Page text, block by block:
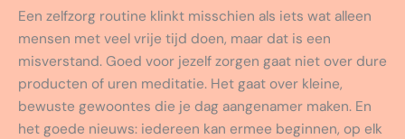
Een zelfzorg routine klinkt misschien als iets wat alleen
mensen met veel vrije tijd doen, maar dat is een
misverstand. Goed voor jezelf zorgen gaat niet over dure
producten of uren meditatie. Het gaat over kleine,
bewuste gewoontes die je dag aangenamer maken. En
het goede nieuws: iedereen kan ermee beginnen, op elk